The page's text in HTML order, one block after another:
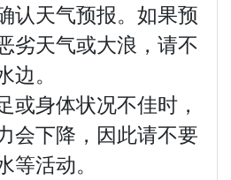
认天气预报。如果预
劣天气或大浪，请不
边。
或身体状况不佳时，
会下降，因此请不要
等活动。